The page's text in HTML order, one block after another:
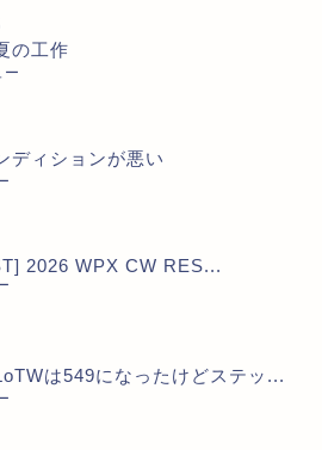
の工作
ディションが悪い
2026 WPX CW RES...
は549になったけどステッ...